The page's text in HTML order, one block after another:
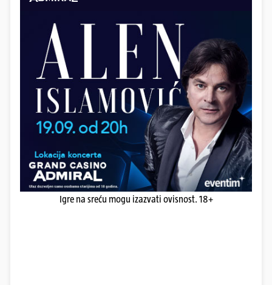
Igre na sreću mogu izazvati ovisnost. 18+